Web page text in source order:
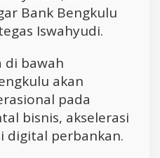
Bank Bengkulu
Iswahyudi.
di bawah
akan
pada
bisnis, akselerasi
digital perbankan.